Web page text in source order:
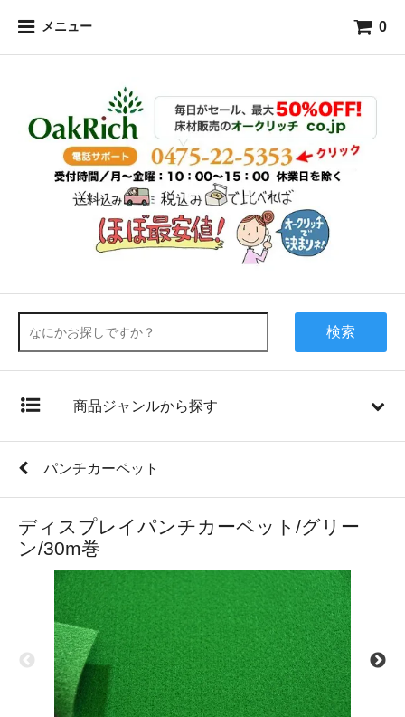
メニュー 0
検索
商品ジャンルから探す
パンチカーペット
ディスプレイパンチカーペット/グリー
ン/30m巻